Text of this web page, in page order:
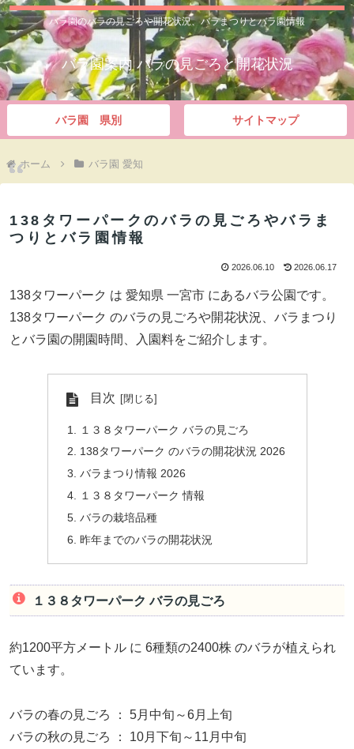
バラ園のバラの見ごろや開花状況、バラまつりとバラ園情報
バラ園案内 バラの見ごろと開花状況
バラ園 県別 サイトマップ
ホーム バラ園 愛知
138タワーパークのバラの見ごろやバラま
つりとバラ園情報
2026.06.10 2026.06.17
138タワーパーク は 愛知県 一宮市 にあるバラ公園です。
138タワーパーク のバラの見ごろや開花状況、バラまつり
とバラ園の開園時間、入園料をご紹介します。
目次
１３８タワーパーク バラの見ごろ
138タワーパーク のバラの開花状況 2026
バラまつり情報 2026
１３８タワーパーク 情報
バラの栽培品種
昨年までのバラの開花状況
１３８タワーパーク バラの見ごろ
約1200平方メートル に 6種類の2400株 のバラが植えられ
ています。
バラの春の見ごろ ： 5月中旬～6月上旬
バラの秋の見ごろ ： 10月下旬～11月中旬